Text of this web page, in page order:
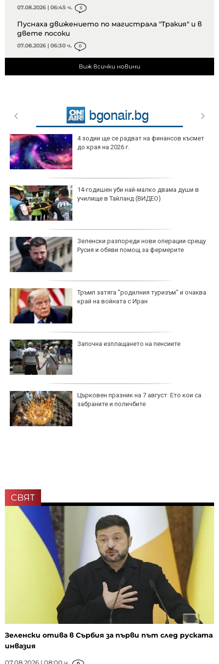
07.08.2026 | 06:45 ч. 5
Пуснаха движението по магистрала "Тракия" и в
двете посоки
07.08.2026 | 06:30 ч. 0
Виж всички новини
4 зодии ще се радват на финансов късмет
до края на 2026 г.
14-годишен уби най-малко двама души в
училище в Тайланд (ВИДЕО)
Зеленски разпореди нови операции срещу
Русия и обяви помощ за фермерите
Тръмп затяга "родилния туризъм" и очаква
край на войната с Иран
Започна изплащането на пенсиите
Църковен празник на 7 август: Ето кои са
забраните и поличбите
СВЯТ
Зеленски отива в Сърбия за първи път след руската
инвазия
07.08.2026 | 08:00 ч.